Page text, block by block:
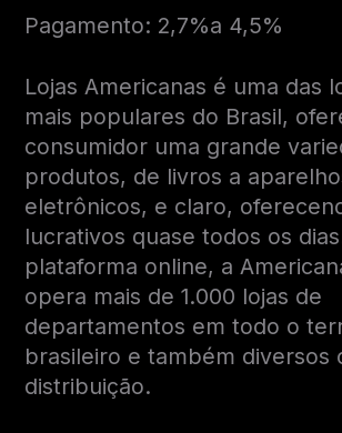
Pagamento: 2,7%a 4,5%
Lojas Americanas é uma das
mais populares do Brasil,
consumidor uma grande
produtos, de livros a
eletrônicos, e claro,
lucrativos quase todos os
plataforma online, a
opera mais de 1.000 lojas de
departamentos em todo o
brasileiro e também diversos
distribuição.